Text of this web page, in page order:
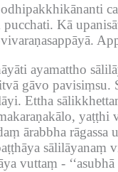
pucchati. Kā
ayamattho
gāvo pavisiṃsu.
Ettha
ārabbha
sālilāyanaṃ
vuttaṃ -